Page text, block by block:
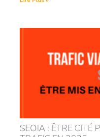
SEOIA : ÊTRE CITÉ